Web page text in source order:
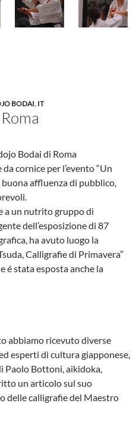
BODAI, IT
Bodai di Roma
cornice per l’evento “Un
buona affluenza di pubblico,
a un nutrito gruppo di
dell’esposizione di 87
ha avuto luogo la
Calligrafie di Primavera”
é stata esposta anche la
abbiamo ricevuto diverse
esperti di cultura giapponese,
Paolo Bottoni, aikidoka,
un articolo sul suo
delle calligrafie del Maestro